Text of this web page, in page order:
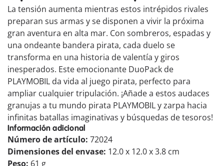
La tensión aumenta mientras estos intrépidos rivales
preparan sus armas y se disponen a vivir la próxima
gran aventura en alta mar. Con sombreros, espadas y
una ondeante bandera pirata, cada duelo se
transforma en una historia de valentía y giros
inesperados. Este emocionante DuoPack de
PLAYMOBIL da vida al juego pirata, perfecto para
ampliar cualquier tripulación. ¡Añade a estos audaces
granujas a tu mundo pirata PLAYMOBIL y zarpa hacia
infinitas batallas imaginativas y búsquedas de tesoros!
Información adicional
Número de artículo: 72024
Dimensiones del envase: 12.0 x 12.0 x 3.8 cm
Peso: 61 g